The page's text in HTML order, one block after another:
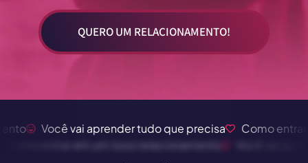
QUERO UM RELACIONAMENTO!
Você vai aprender tudo que precisa
Como entrar em
Como entrar em um novo relacionamento